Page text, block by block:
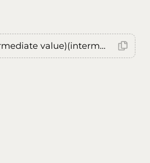
Error: (intermediate value)(intermediate value)(intermediate value).replaceAll is not a function